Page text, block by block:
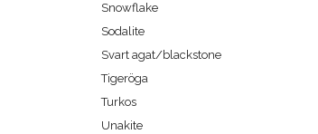
Snowflake
Sodalite
Svart agat/blackstone
Tigeröga
Turkos
Unakite